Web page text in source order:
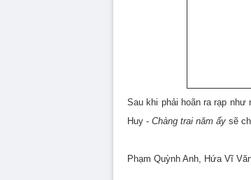
Sau khi phải hoãn ra rạp như
Huy - Chàng trai năm ấy sẽ
Phạm Quỳnh Anh, Hứa Vĩ